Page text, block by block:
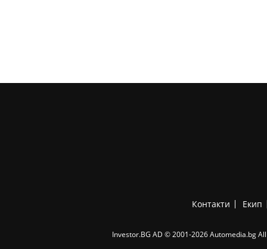
Контакти Екип
Investor.BG AD © 2001-2026 Automedia.bg